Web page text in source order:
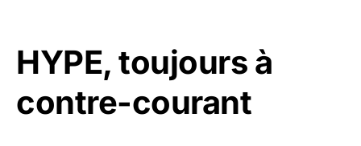
HYPE, toujours à
contre-courant